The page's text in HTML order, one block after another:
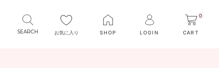
お気に入り SHOP LOGIN
0
CART